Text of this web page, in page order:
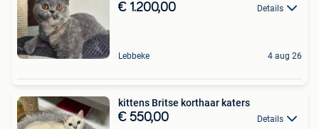
€ 1.200,00 Details
Lebbeke 4 aug 26
kittens Britse korthaar katers
€ 550,00 Details